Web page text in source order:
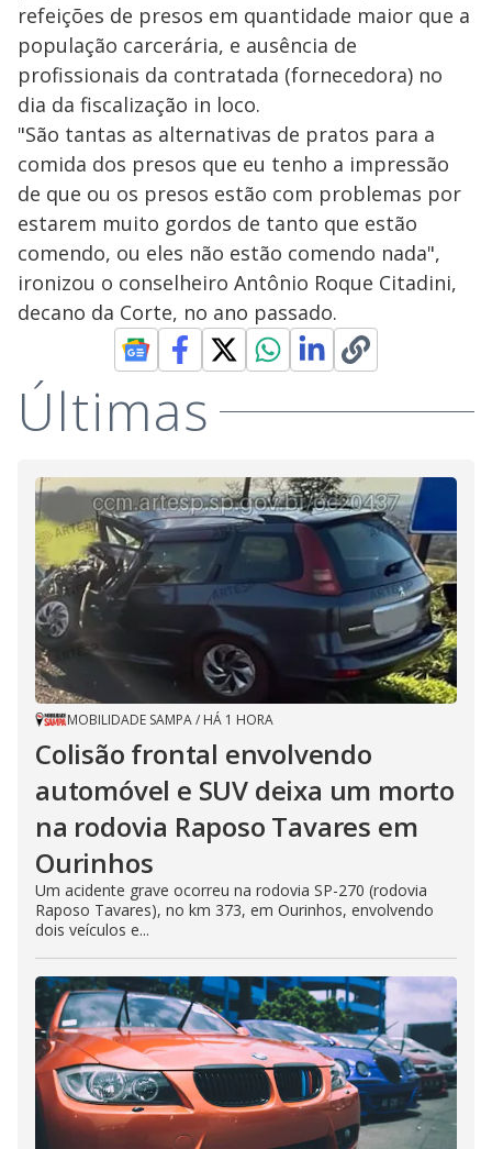
refeições de presos em quantidade maior que a
população carcerária, e ausência de
profissionais da contratada (fornecedora) no
dia da fiscalização in loco.
"São tantas as alternativas de pratos para a
comida dos presos que eu tenho a impressão
de que ou os presos estão com problemas por
estarem muito gordos de tanto que estão
comendo, ou eles não estão comendo nada",
ironizou o conselheiro Antônio Roque Citadini,
decano da Corte, no ano passado.
Últimas
MOBILIDADE SAMPA/ HÁ 1 HORA
Colisão frontal envolvendo
automóvel e SUV deixa um morto
na rodovia Raposo Tavares em
Ourinhos
Um acidente grave ocorreu na rodovia SP-270 (rodovia
Raposo Tavares), no km 373, em Ourinhos, envolvendo
dois veículos e...